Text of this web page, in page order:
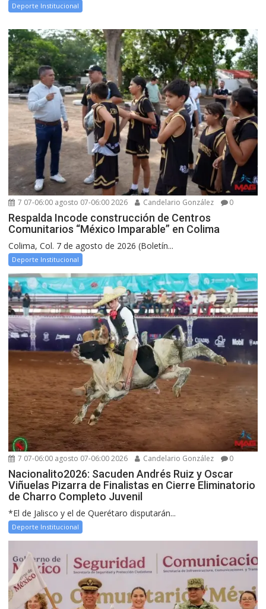
Deporte Institucional
7 07-06:00 agosto 07-06:00 2026 Candelario González 0
Respalda Incode construcción de Centros
Comunitarios “México Imparable” en Colima
Colima, Col. 7 de agosto de 2026 (Boletín...
Deporte Institucional
7 07-06:00 agosto 07-06:00 2026 Candelario González 0
Nacionalito2026: Sacuden Andrés Ruiz y Oscar
Viñuelas Pizarra de Finalistas en Cierre Eliminatorio
de Charro Completo Juvenil
*El de Jalisco y el de Querétaro disputarán...
Deporte Institucional